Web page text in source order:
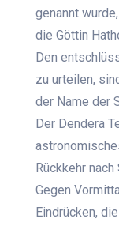
genannt
die Göttin
Den
zu urteilen,
der Name der
Der Dendera
Rückkehr
Gegen
Eindrücken,